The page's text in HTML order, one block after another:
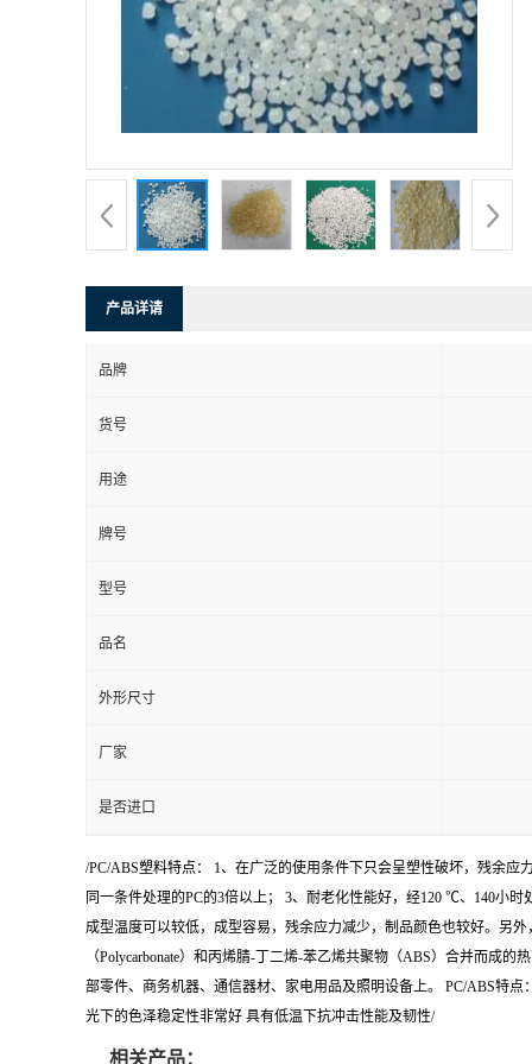
产品详请
品牌
货号
用途
牌号
型号
品名
外形尺寸
厂家
是否进口
/PC/ABS塑料特点： 1、在广泛的使用条件下只会呈塑性破坏，残余
同一条件处理的PC的3倍以上； 3、耐老化性能好，经120 ℃、140小
成型温度可以较低，成型容易，残余应力减少，制品颜色也较好。另
（Polycarbonate）和丙烯腈-丁二烯-苯乙烯共聚物（ABS）合并而成
部零件、商务机器、通信器材、家电用品及照明设备上。 PC/ABS特
光下的色泽稳定性非常好 具有低温下抗冲击性能及韧性/
相关产品：